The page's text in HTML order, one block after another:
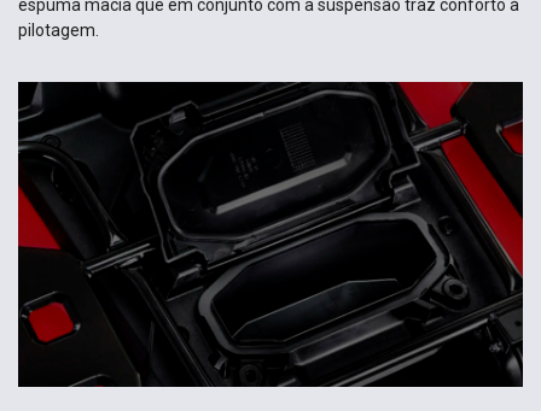
espuma macia que em conjunto com a suspensão traz conforto à
pilotagem.